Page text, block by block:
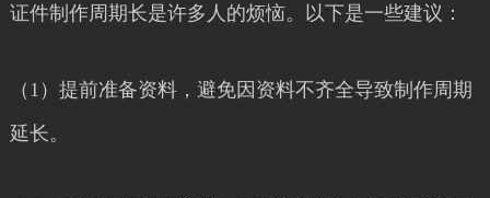
证件制作周期长是许多人的烦恼。以下是一些建议：
（1）提前准备资料，避免因资料不齐全导致制作周期
延长。